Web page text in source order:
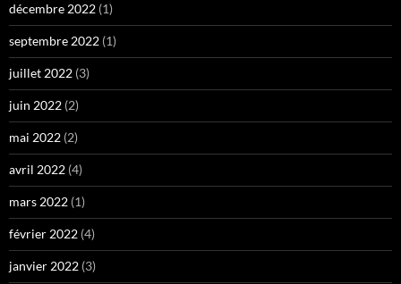
décembre 2022 (1)
septembre 2022 (1)
juillet 2022 (3)
juin 2022 (2)
mai 2022 (2)
avril 2022 (4)
mars 2022 (1)
février 2022 (4)
janvier 2022 (3)